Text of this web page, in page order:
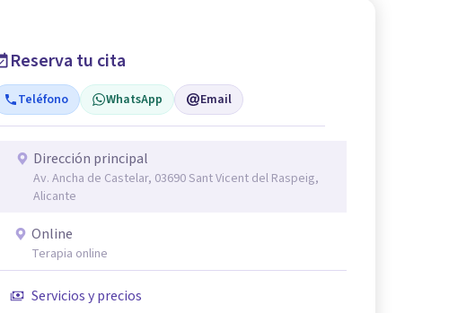
Reserva tu cita
Teléfono WhatsApp Email
Dirección principal
Av. Ancha de Castelar, 03690 Sant Vicent del Raspeig,
Alicante
Online
Terapia online
Servicios y precios